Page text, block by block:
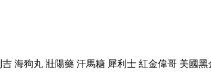
海狗丸 壯陽藥 汗馬糖 犀利士 紅金偉哥 美國黑